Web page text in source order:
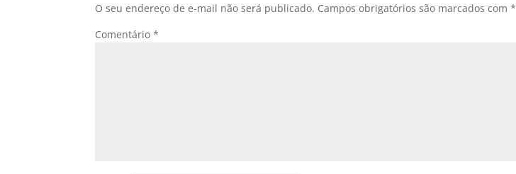
O seu endereço de e-mail não será publicado. Campos obrigatórios são marcados com*
Comentário*